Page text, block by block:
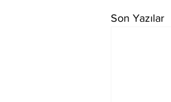
Son Yazılar